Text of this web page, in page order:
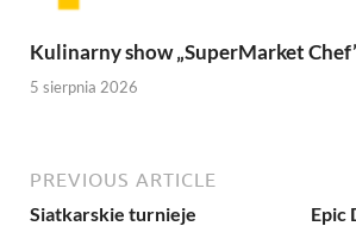
Kulinarny show „SuperMarket
5 sierpnia 2026
PREVIOUS ARTICLE
Siatkarskie turnieje
Epic